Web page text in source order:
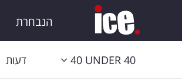
הנבחרת
40 UNDER 40 דעות